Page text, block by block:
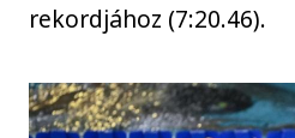
rekordjához (7:20.46).